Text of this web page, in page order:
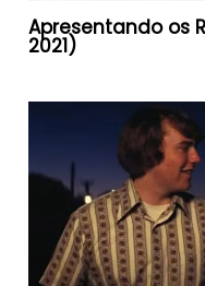
Apresentando os
2021)